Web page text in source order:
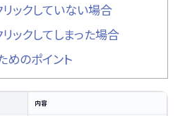
リックしていない場合
ックしてしまった場合
めのポイント
内容